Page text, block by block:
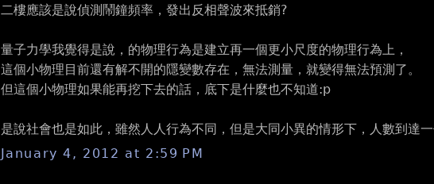
二樓應該是說偵測鬧鐘頻率，發出反相聲波來抵銷?
量子力學我覺得是說，的物理行為是建立再一個更小尺度的物理行為上，
這個小物理目前還有解不開的隱變數存在，無法測量，就變得無法預測了。
但這個小物理如果能再挖下去的話，底下是什麼也不知道:p
是說社會也是如此，雖然人人行為不同，但是大同小異的情形下，人數到達
January 4, 2012 at 2:59 PM